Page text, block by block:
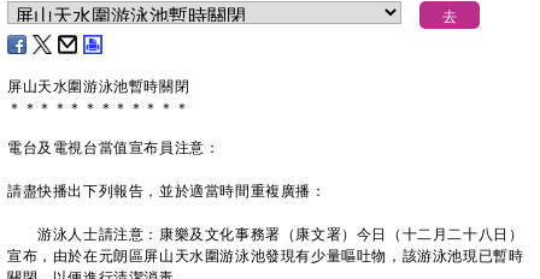
屏山天水圍游泳池暫時關閉
＊ ＊ ＊ ＊ ＊ ＊ ＊ ＊ ＊ ＊ ＊ ＊
電台及電視台當值宣布員注意：
請盡快播出下列報告，並於適當時間重複廣播：
游泳人士請注意：康樂及文化事務署（康文署）今日（十二月二十八日）
宣布，由於在元朗區屏山天水圍游泳池發現有少量嘔吐物，該游泳池現已暫時